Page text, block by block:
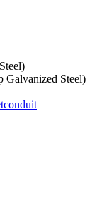
Galvanized Steel)